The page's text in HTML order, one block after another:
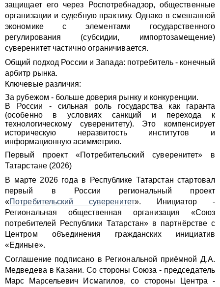
защищает его через Роспотребнадзор, общественные
организации и судебную практику. Однако в смешанной
экономике с элементами государственного
регулирования (субсидии, импортозамещение)
суверенитет частично ограничивается.
Общий подход России и Запада: потребитель - конечный
арбитр рынка.
Ключевые различия:
За рубежом - больше доверия рынку и конкуренции.
В России - сильная роль государства как гаранта
(особенно в условиях санкций и перехода к
технологическому суверенитету). Это компенсирует
историческую неразвитость институтов и
информационную асимметрию.
Первый проект «Потребительский суверенитет» в
Татарстане (2026)
В марте 2026 года в Республике Татарстан стартовал
первый в России региональный проект
«Потребительский суверенитет». Инициатор -
Региональная общественная организация «Союз
потребителей Республики Татарстан» в партнёрстве с
Центром объединения гражданских инициатив
«Единые».
Соглашение подписано в Региональной приёмной Д.А.
Медведева в Казани. Со стороны Союза - председатель
Марс Марсельевич Исмагилов, со стороны Центра -